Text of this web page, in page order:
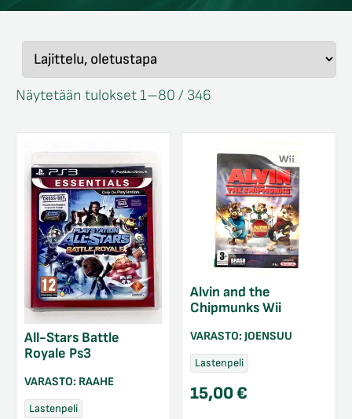
Näytetään tulokset 1–80 / 346
All-Stars Battle
Royale Ps3
VARASTO: RAAHE
Lastenpeli
Alvin and the
Chipmunks Wii
VARASTO: JOENSUU
Lastenpeli
15,00€
sulje